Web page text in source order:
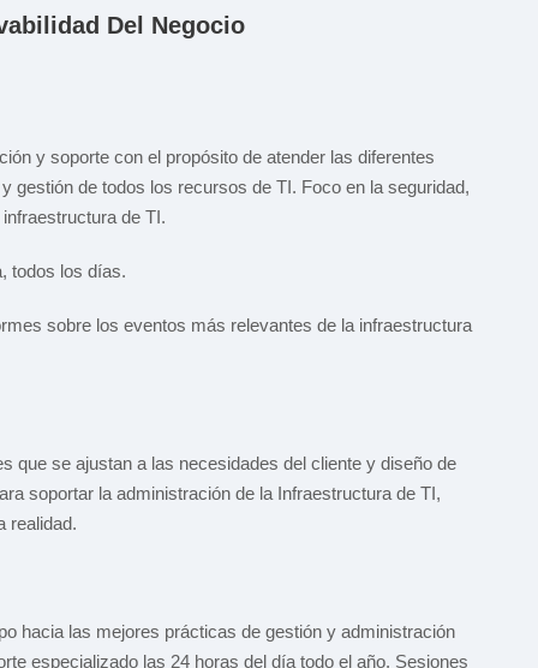
Del Negocio
y soporte con el propósito de atender las diferentes
gestión de todos los recursos de TI. Foco en la seguridad,
de TI.
todos los días.
sobre los eventos más relevantes de la infraestructura
que se ajustan a las necesidades del cliente y diseño de
soportar la administración de la Infraestructura de TI,
realidad.
hacia las mejores prácticas de gestión y administración
especializado las 24 horas del día todo el año. Sesiones